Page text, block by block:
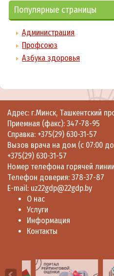
Популярные страницы
Администрация
Профсоюз
Азбука здоровья
Адрес: г.Минск, Ташкентский
Приемная (факс): 347-78-95
Справка: +375(29) 630-31-57
Вызов врача на дом (с 07:00 до
+375(29) 630-31-57
Номер телефона горячей
Телефон доверия: 378-37-87
E-mail: uz22gdp@22gdp.by
О нас
Услуги
Информация
Контакты